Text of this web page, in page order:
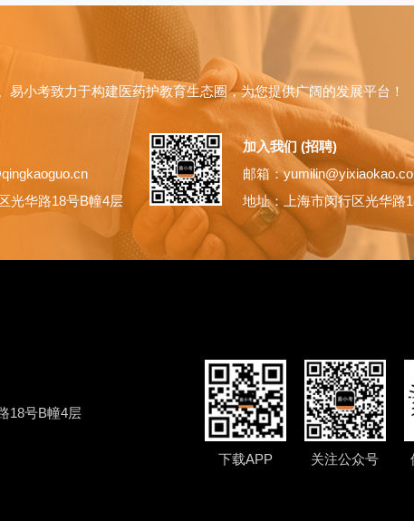
小考致力于构建医药护教育生态圈，为您提供广阔的发展平台！
光华路18号B幢4层
加入我们 (招聘)
邮箱：
地址：上海市闵行区光华路
18号B幢4层
下载APP 关注公众号